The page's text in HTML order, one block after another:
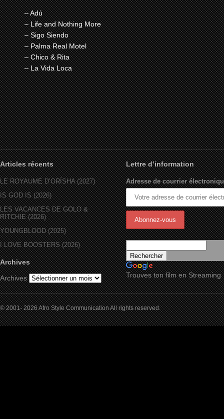
– Adú
– Life and Nothing More
– Sigo Siendo
– Palma Real Motel
– Chico & Rita
– La Vida Loca
Articles récents
LE ROYAUME D’ORÏSHA (2027)
IS GOD IS (2026)
LES VACANCES DE GOLO &
RITCHIE (2026)
YOUNGBLOOD (2025)
I LOVE BOOSTERS (2026)
Archives
Archives
Lettre d’information
Adresse de courrier
Trouves ton film en Streaming
© 2001- 2026 Afro Style Communication All rights reserved.